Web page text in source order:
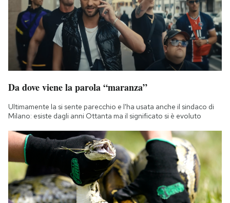
Da dove viene la parola “maranza”
Ultimamente la si sente parecchio e l'ha usata anche il sindaco di
Milano: esiste dagli anni Ottanta ma il significato si è evoluto